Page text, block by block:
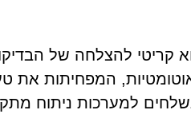
קריטי להצלחה של
המפחיתות את
למערכות ניתוח